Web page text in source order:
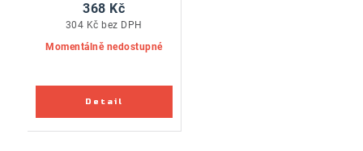
Momentálně nedostupné
304 Kč bez DPH
368 Kč